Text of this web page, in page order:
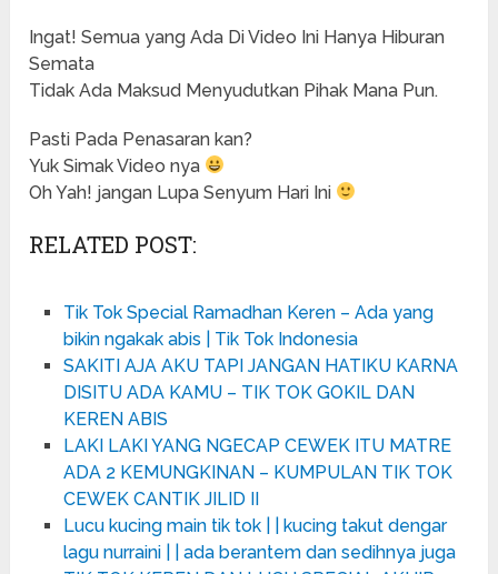
Ingat! Semua yang Ada Di Video Ini Hanya Hiburan
Semata
Tidak Ada Maksud Menyudutkan Pihak Mana Pun.
Pasti Pada Penasaran kan?
Yuk Simak Video nya
Oh Yah! jangan Lupa Senyum Hari Ini
RELATED POST:
Tik Tok Special Ramadhan Keren – Ada yang
bikin ngakak abis | Tik Tok Indonesia
SAKITI AJA AKU TAPI JANGAN HATIKU KARNA
DISITU ADA KAMU – TIK TOK GOKIL DAN
KEREN ABIS
LAKI LAKI YANG NGECAP CEWEK ITU MATRE
ADA 2 KEMUNGKINAN – KUMPULAN TIK TOK
CEWEK CANTIK JILID II
Lucu kucing main tik tok | | kucing takut dengar
lagu nurraini | | ada berantem dan sedihnya juga